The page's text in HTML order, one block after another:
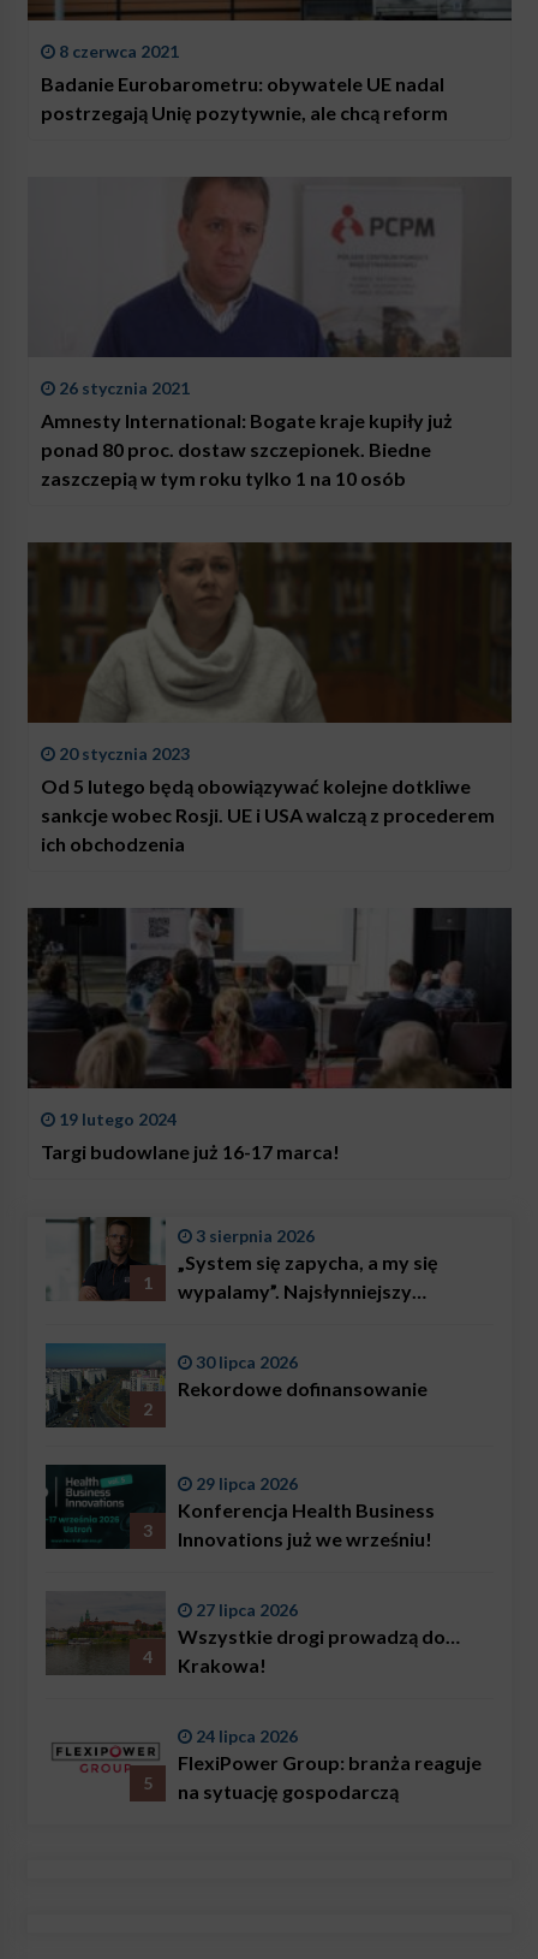
8 czerwca 2021
Badanie Eurobarometru: obywatele UE nadal
postrzegają Unię pozytywnie, ale chcą reform
26 stycznia 2021
Amnesty International: Bogate kraje kupiły już
ponad 80 proc. dostaw szczepionek. Biedne
zaszczepią w tym roku tylko 1 na 10 osób
20 stycznia 2023
Od 5 lutego będą obowiązywać kolejne dotkliwe
sankcje wobec Rosji. UE i USA walczą z procederem
ich obchodzenia
19 lutego 2024
Targi budowlane już 16-17 marca!
1
3 sierpnia 2026
„System się zapycha, a my się
wypalamy”. Najsłynniejszy
problemem są nie tylko choroby
2
30 lipca 2026
Rekordowe dofinansowanie
3
29 lipca 2026
Konferencja Health Business
Innovations już we wrześniu!
4
27 lipca 2026
Wszystkie drogi prowadzą do…
Krakowa!
5
24 lipca 2026
FlexiPower Group: branża reaguje
na sytuację gospodarczą